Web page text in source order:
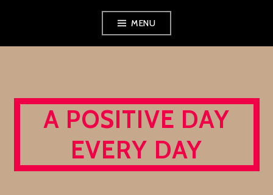
MENU
A POSITIVE DAY
EVERY DAY